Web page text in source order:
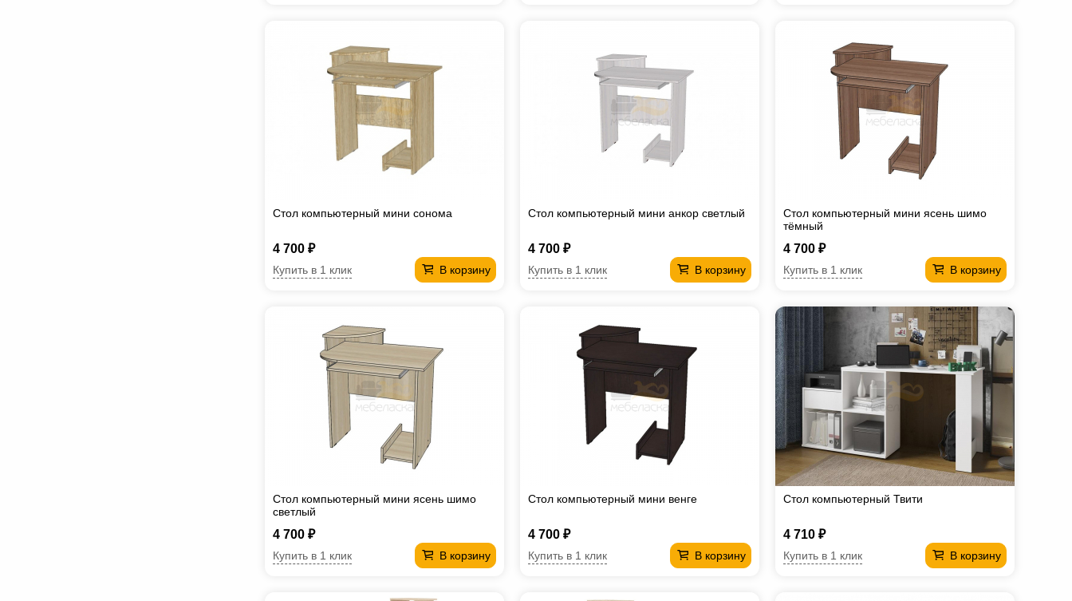
Стол компьютерный мини сонома
4 700 ₽
В корзину
Купить в 1 клик
Стол компьютерный мини анкор светлый
4 700 ₽
В корзину
Купить в 1 клик
Стол компьютерный мини ясень шимо
тёмный
4 700 ₽
В корзину
Купить в 1 клик
Стол компьютерный мини ясень шимо
светлый
4 700 ₽
В корзину
Купить в 1 клик
Стол компьютерный мини венге
4 700 ₽
В корзину
Купить в 1 клик
Стол компьютерный Твити
4 710 ₽
В корзину
Купить в 1 клик